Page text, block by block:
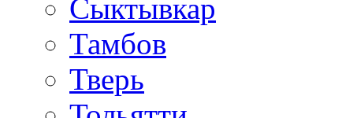
Сыктывкар
Тамбов
Тверь